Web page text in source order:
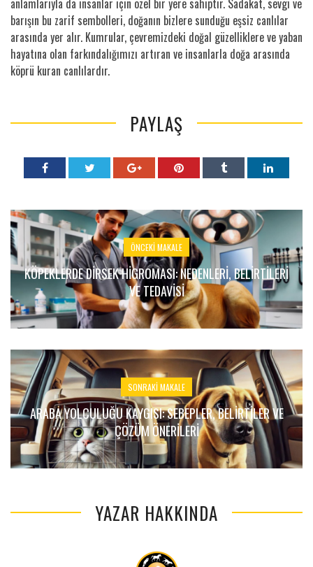
barışın bu zarif sembolleri, doğanın bizlere sunduğu eşsiz canlılar
arasında yer alır. Kumrular, çevremizdeki doğal güzelliklere ve yaban
hayatına olan farkındalığımızı artıran ve insanlarla doğa arasında
köprü kuran canlılardır.
PAYLAŞ
ÖNCEKI MAKALE
KÖPEKLERDE DIRSEK HIGROMASI: NEDENLERI, BELIRTILERI
VE TEDAVISI
SONRAKI MAKALE
ARABA YOLCULUĞU KAYGISI: SEBEPLER, BELIRTILER VE
ÇÖZÜM ÖNERILERI
YAZAR HAKKINDA